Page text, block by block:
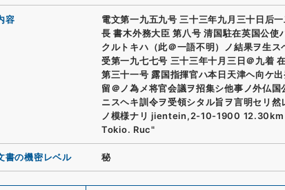
容
電文第一九五九号 三十三年九月三十日后
長 書木外務大臣 第八号 清国駐在英国公使
クルトキハ（此＠一語不明）ノ結果ヲ生
受第一九七七号 三十三年十月三日＠九着
第三十一号 露国指揮官ハ本日天津ヘ向ケ
留＠ノ為メ将官会議ヲ招集シ他事ノ外仏
ニスヘキ訓令ヲ受領シタル旨ヲ言明セリ
ノ模様ナリ jientein,2-10-1900
Tokio. Ruc"
書の機密レベル 秘